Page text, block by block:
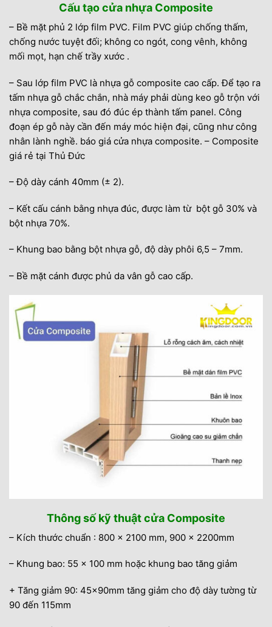
Cấu tạo cửa nhựa Composite
– Bề mặt phủ 2 lớp film PVC. Film PVC giúp chống thấm,
chống nước tuyệt đối; không co ngót, cong vênh, không
mối mọt, hạn chế trầy xước .
– Sau lớp film PVC là nhựa gỗ composite cao cấp. Để tạo ra
tấm nhựa gỗ chắc chắn, nhà máy phải dùng keo gỗ trộn với
nhựa composite, sau đó đúc ép thành tấm panel. Công
đoạn ép gỗ này cần đến máy móc hiện đại, cũng như công
nhân lành nghề. báo giá cửa nhựa composite. – Composite
giá rẻ tại Thủ Đức
– Độ dày cánh 40mm (± 2).
– Kết cấu cánh bằng nhựa đúc, được làm từ bột gỗ 30% và
bột nhựa 70%.
– Khung bao bằng bột nhựa gỗ, độ dày phôi 6,5 – 7mm.
– Bề mặt cánh được phủ da vân gỗ cao cấp.
Thông số kỹ thuật cửa Composite
– Kích thước chuẩn : 800 x 2100 mm, 900 x 2200mm
– Khung bao: 55 x 100 mm hoặc khung bao tăng giảm
+ Tăng giảm 90: 45x90mm tăng giảm cho độ dày tường từ
90 đến 115mm